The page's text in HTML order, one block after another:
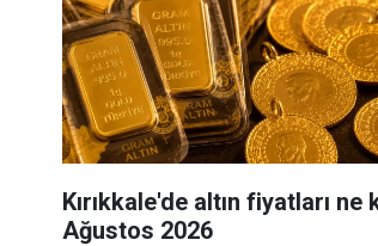
Kırıkkale'de altın fiyatları ne
Ağustos 2026